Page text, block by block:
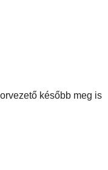
később meg is